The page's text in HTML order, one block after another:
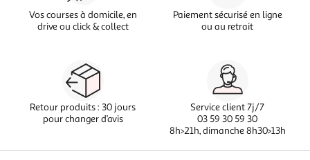
Vos courses à domicile, en
drive ou click & collect
Paiement sécurisé en ligne
ou au retrait
Retour produits : 30 jours
pour changer d’avis
Service client 7j/7
03 59 30 59 30
8h>21h, dimanche 8h30>13h